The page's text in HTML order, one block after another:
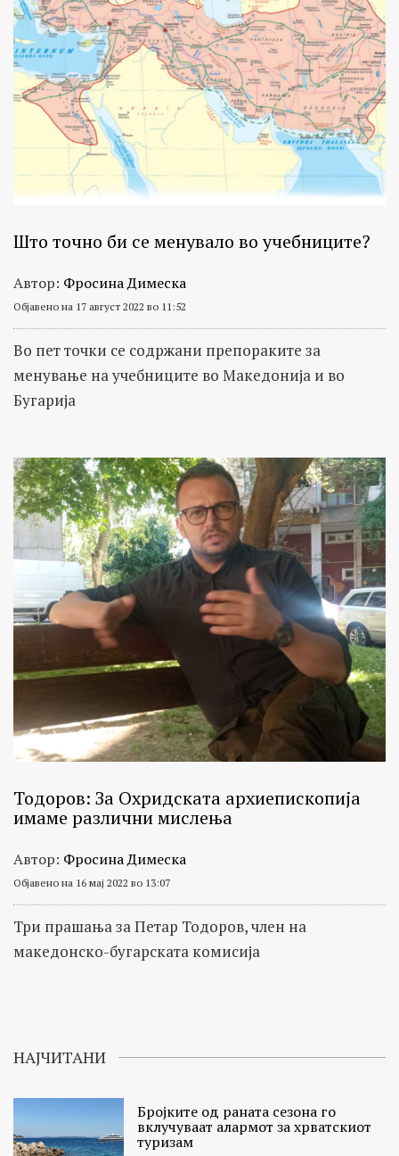
Што точно би се менувало во учебниците?
Автор: Фросина Димеска
Објавено на 17 август 2022 во 11:52
Во пет точки се содржани препораките за
менување на учебниците во Македонија и во
Бугарија
Тодоров: За Охридската архиепископија
имаме различни мислења
Автор: Фросина Димеска
Објавено на 16 мај 2022 во 13:07
Три прашања за Петар Тодоров, член на
македонско-бугарската комисија
НАЈЧИТАНИ
Бројките од раната сезона го
вклучуваат алармот за хрватскиот
туризам